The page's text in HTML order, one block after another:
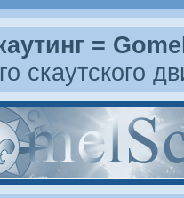
=
скаутского